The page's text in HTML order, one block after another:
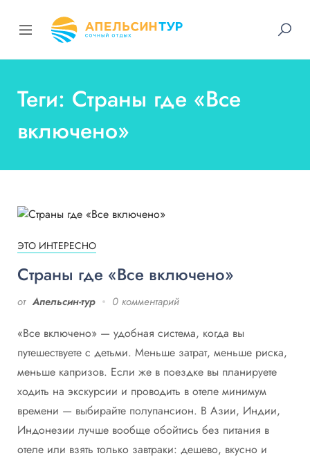
Теги: Страны где «Все
включено»
ЭТО ИНТЕРЕСНО
Страны где «Все включено»
от Апельсин-тур 0 комментарий
«Все включено» — удобная система, когда вы
путешествуете с детьми. Меньше затрат, меньше риска,
меньше капризов. Если же в поездке вы планируете
ходить на экскурсии и проводить в отеле минимум
времени — выбирайте полупансион. В Азии, Индии,
Индонезии лучше вообще обойтись без питания в
отеле или взять только завтраки: дешево, вкусно и